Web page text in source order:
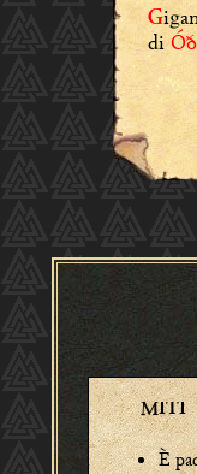
G
di
MITI
È